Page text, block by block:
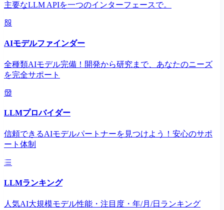
主要なLLM APIを一つのインターフェースで。
AIモデルファインダー
全種類AIモデル完備！開発から研究まで、あなたのニーズ
を完全サポート
LLMプロバイダー
信頼できるAIモデルパートナーを見つけよう！安心のサポ
ート体制
LLMランキング
人気AI大規模モデル性能・注目度・年/月/日ランキング